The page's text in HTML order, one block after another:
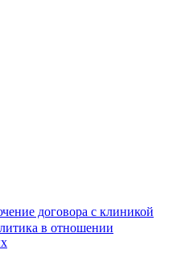
договора с клиникой
в отношении